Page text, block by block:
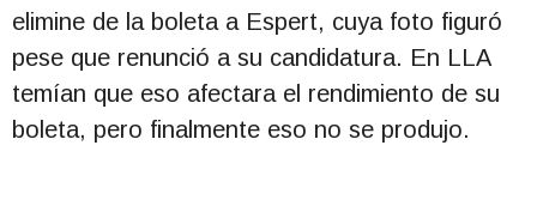
elimine de la boleta a Espert, cuya foto figuró
pese que renunció a su candidatura. En LLA
temían que eso afectara el rendimiento de su
boleta, pero finalmente eso no se produjo.